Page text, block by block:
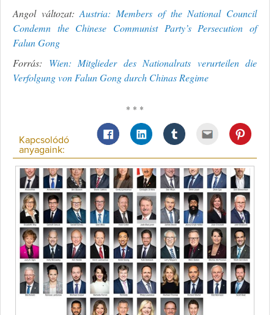
Angol változat:Austria: Members of the National Council
Condemn the Chinese Communist Party’s Persecution of
Falun Gong
Forrás: Wien: Mitglieder des Nationalrats verurteilen die
Verfolgung von Falun Gong durch Chinas Regime
* * *
Kapcsolódó
anyagaink: